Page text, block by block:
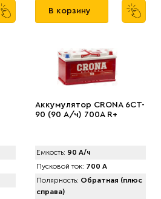
В корзину
Аккумулятор CRONA 6CT-
90 (90 А/ч) 700A R+
Емкость: 90 А/ч
Пусковой ток: 700 А
Полярность: Обратная (плюс
справа)